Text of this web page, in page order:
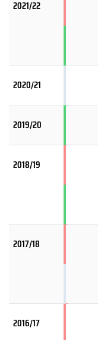
2021/22
2020/21
2019/20
2018/19
2017/18
2016/17